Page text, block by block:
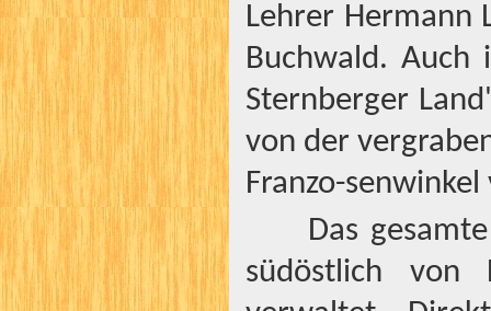
Lehrer Hermann
Buchwald. Auch
Sternberger
von der
Franzo-
Das
südöstlich von